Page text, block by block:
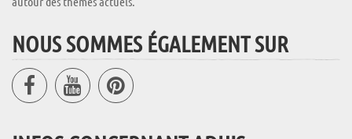
NOUS SOMMES ÉGALEMENT SUR